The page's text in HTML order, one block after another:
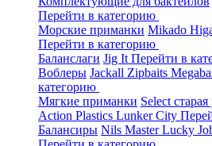
Перейти в категорию
Морские приманки Mikado
Перейти в категорию
Баланслаги Jig It Перейти в
Воблеры Jackall Zipbaits
категорию
Мягкие приманки Select
Action Plastics Lunker City
Балансиры Nils MasterLucky